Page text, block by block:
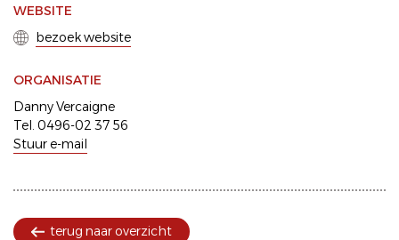
WEBSITE
bezoek website
ORGANISATIE
Danny Vercaigne
Tel. 0496-02 37 56
Stuur e-mail
terug naar overzicht